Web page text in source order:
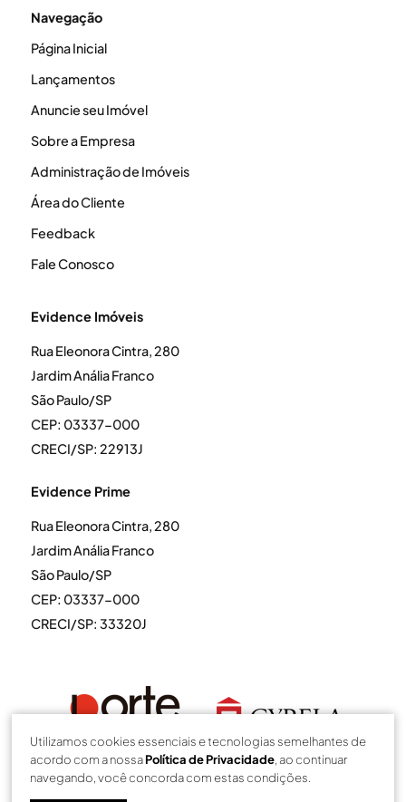
Navegação
Página Inicial
Lançamentos
Anuncie seu Imóvel
Sobre a Empresa
Administração de Imóveis
Área do Cliente
Feedback
Fale Conosco
Evidence Imóveis
Rua Eleonora Cintra, 280
Jardim Anália Franco
São Paulo/SP
CEP: 03337-000
CRECI/SP: 22913J
Evidence Prime
Rua Eleonora Cintra, 280
Jardim Anália Franco
São Paulo/SP
CEP: 03337-000
CRECI/SP: 33320J
Utilizamos cookies essenciais e tecnologias semelhantes de
acordo com a nossaPolítica de Privacidade, ao continuar
navegando, você concorda com estas condições.